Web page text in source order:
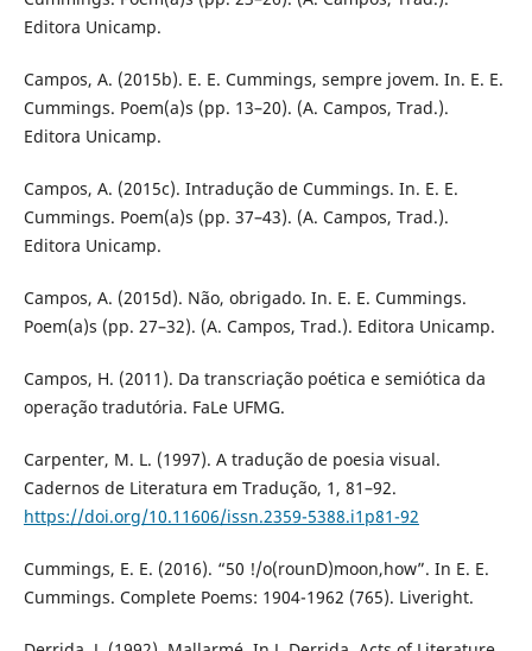
Editora Unicamp.
Campos, A. (2015b). E. E. Cummings, sempre jovem. In. E. E.
Cummings. Poem(a)s (pp. 13–20). (A. Campos, Trad.).
Editora Unicamp.
Campos, A. (2015c). Intradução de Cummings. In. E. E.
Cummings. Poem(a)s (pp. 37–43). (A. Campos, Trad.).
Editora Unicamp.
Campos, A. (2015d). Não, obrigado. In. E. E. Cummings.
Poem(a)s (pp. 27–32). (A. Campos, Trad.). Editora Unicamp.
Campos, H. (2011). Da transcriação poética e semiótica da
operação tradutória. FaLe UFMG.
Carpenter, M. L. (1997). A tradução de poesia visual.
Cadernos de Literatura em Tradução, 1, 81–92.
https://doi.org/10.11606/issn.2359-5388.i1p81-92
Cummings, E. E. (2016). “50 !/o(rounD)moon,how”. In E. E.
Cummings. Complete Poems: 1904-1962 (765). Liveright.